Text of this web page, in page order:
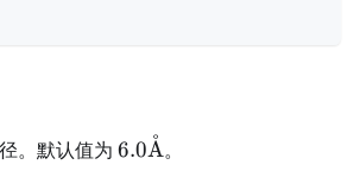
。默认值为 6.0
6.0A
˚。